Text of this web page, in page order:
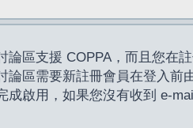
區支援 COPPA，而且您在
區需要新註冊會員在登入前
啟用，如果您沒有收到 e-